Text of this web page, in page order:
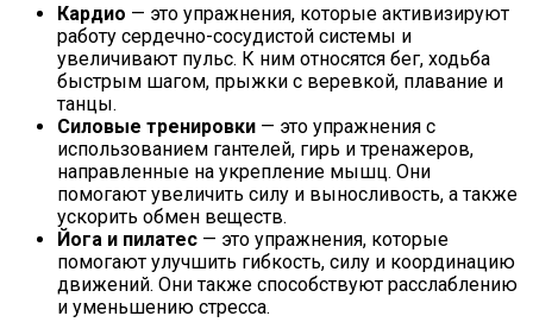
Кардио — это упражнения, которые активизируют
работу сердечно-сосудистой системы и
увеличивают пульс. К ним относятся бег, ходьба
быстрым шагом, прыжки с веревкой, плавание и
танцы.
Силовые тренировки — это упражнения с
использованием гантелей, гирь и тренажеров,
направленные на укрепление мышц. Они
помогают увеличить силу и выносливость, а также
ускорить обмен веществ.
Йога и пилатес — это упражнения, которые
помогают улучшить гибкость, силу и координацию
движений. Они также способствуют расслаблению
и уменьшению стресса.